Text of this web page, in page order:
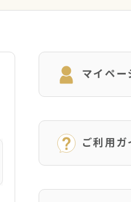
マイペ
ご利用ガ